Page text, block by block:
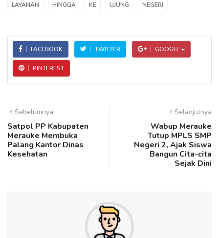
LAYANAN
HINGGA KE UJUNG NEGERI
FACEBOOK TWITTER GOOGLE +
PINTEREST
Sebelumnya
Satpol PP Kabupaten
Merauke Membuka
Palang Kantor Dinas
Kesehatan
Selanjutnya
Wabup Merauke
Tutup MPLS SMP
Negeri 2, Ajak Siswa
Bangun Cita-cita
Sejak Dini